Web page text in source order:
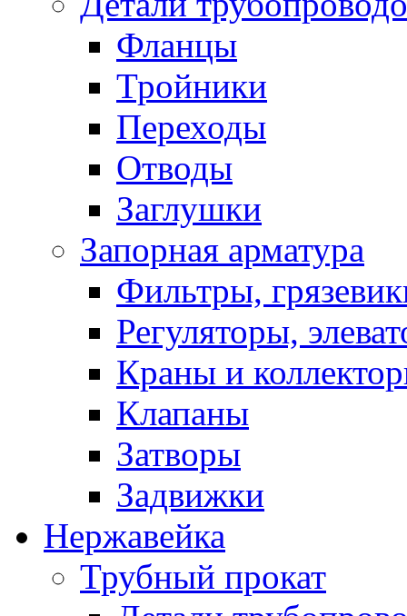
Фланцы
Тройники
Переходы
Отводы
Заглушки
Запорная арматура
Фильтры,
Регуляторы,
Краны и
Клапаны
Затворы
Задвижки
Нержавейка
Трубный прокат